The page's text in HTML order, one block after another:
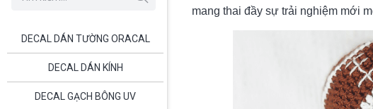
DECAL DÁN TƯỜNG ORACAL
DECAL DÁN KÍNH
DECAL GẠCH BÔNG UV
mang thai đầy sự trải nghiệm mới